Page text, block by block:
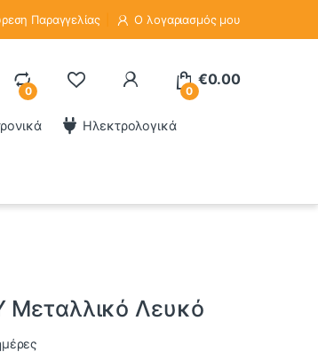
Παραγγελίας Ο λογαριασμός μου
0 0
€0.00
Ηλεκτρολογικά
Μεταλλικό Λευκό